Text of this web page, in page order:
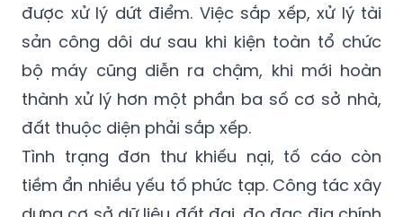
được xử lý dứt điểm. Việc sắp xếp, xử lý tài
sản công dôi dư sau khi kiện toàn tổ chức
bộ máy cũng diễn ra chậm, khi mới hoàn
thành xử lý hơn một phần ba số cơ sở nhà,
đất thuộc diện phải sắp xếp.
Tình trạng đơn thư khiếu nại, tố cáo còn
tiềm ẩn nhiều yếu tố phức tạp. Công tác xây